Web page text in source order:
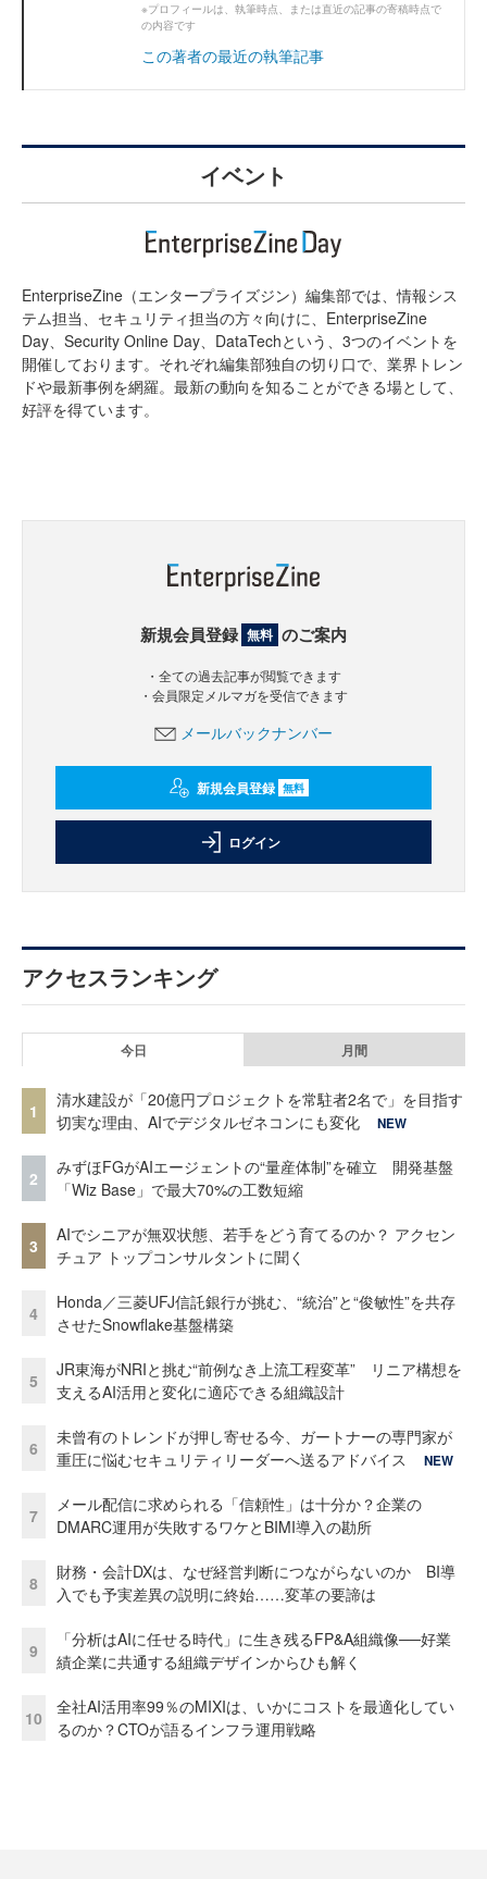
※プロフィールは、執筆時点、または直近の記事の寄稿時点で
の内容です
この著者の最近の執筆記事
イベント
EnterpriseZine（エンタープライズジン）編集部では、情報シス
テム担当、セキュリティ担当の方々向けに、EnterpriseZine
Day、Security Online Day、DataTechという、3つのイベントを
開催しております。それぞれ編集部独自の切り口で、業界トレン
ドや最新事例を網羅。最新の動向を知ることができる場として、
好評を得ています。
新規会員登録 無料 のご案内
・全ての過去記事が閲覧できます
・会員限定メルマガを受信できます
メールバックナンバー
新規会員登録 無料
ログイン
アクセスランキング
今日 月間
1
清水建設が「20億円プロジェクトを常駐者2名で」を目指す
切実な理由、AIでデジタルゼネコンにも変化
NEW
2
みずほFGがAIエージェントの“量産体制”を確立 開発基盤
「Wiz Base」で最大70%の工数短縮
3
AIでシニアが無双状態、若手をどう育てるのか？ アクセン
チュア トップコンサルタントに聞く
4
Honda／三菱UFJ信託銀行が挑む、“統治”と“俊敏性”を共存
させたSnowflake基盤構築
5
JR東海がNRIと挑む“前例なき上流工程変革” リニア構想を
支えるAI活用と変化に適応できる組織設計
6
未曾有のトレンドが押し寄せる今、ガートナーの専門家が
重圧に悩むセキュリティリーダーへ送るアドバイス
NEW
7
メール配信に求められる「信頼性」は十分か？企業の
DMARC運用が失敗するワケとBIMI導入の勘所
8
財務・会計DXは、なぜ経営判断につながらないのか BI導
入でも予実差異の説明に終始……変革の要諦は
9
「分析はAIに任せる時代」に生き残るFP&A組織像──好業
績企業に共通する組織デザインからひも解く
10
全社AI活用率99％のMIXIは、いかにコストを最適化してい
るのか？CTOが語るインフラ運用戦略